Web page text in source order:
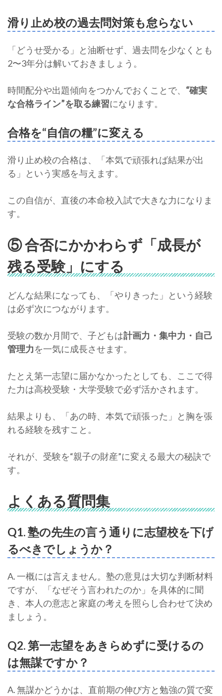
滑り止め校の過去問対策も怠らない
「どうせ受かる」と油断せず、過去問を少なくとも
2〜3年分は解いておきましょう。
時間配分や出題傾向をつかんでおくことで、 “確実
な合格ライン”を取る練習になります。
合格を“自信の糧”に変える
滑り止め校の合格は、「本気で頑張れば結果が出
る」という実感を与えます。
この自信が、直後の本命校入試で大きな力になりま
す。
⑤ 合否にかかわらず「成長が
残る受験」にする
どんな結果になっても、「やりきった」という経験
は必ず次につながります。
受験の数か月間で、子どもは計画力・集中力・自己
管理力を一気に成長させます。
たとえ第一志望に届かなかったとしても、ここで得
た力は高校受験・大学受験で必ず活かされます。
結果よりも、「あの時、本気で頑張った」と胸を張
れる経験を残すこと。
それが、受験を“親子の財産”に変える最大の秘訣で
す。
よくある質問集
Q1. 塾の先生の言う通りに志望校を下げ
るべきでしょうか？
A. 一概には言えません。塾の意見は大切な判断材料
ですが、「なぜそう言われたのか」を具体的に聞
き、本人の意志と家庭の考えを照らし合わせて決め
ましょう。
Q2. 第一志望をあきらめずに受けるの
は無謀ですか？
A. 無謀かどうかは、直前期の伸び方と勉強の質で変